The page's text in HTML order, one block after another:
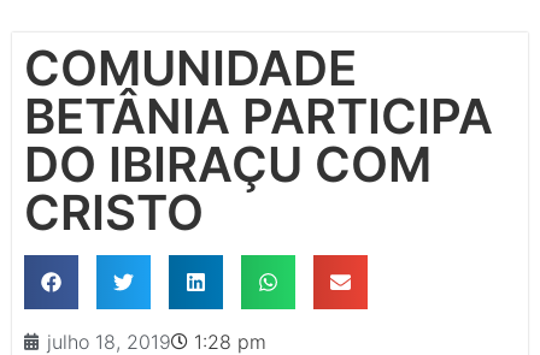
COMUNIDADE
BETÂNIA PARTICIPA
DO IBIRAÇU COM
CRISTO
julho 18, 2019 1:28 pm